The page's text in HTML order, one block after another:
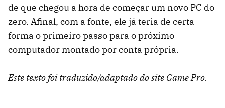
de que chegou a hora de começar um novo PC do
zero. Afinal, com a fonte, ele já teria de certa
forma o primeiro passo para o próximo
computador montado por conta própria.
Este texto foi traduzido/adaptado do site Game Pro.